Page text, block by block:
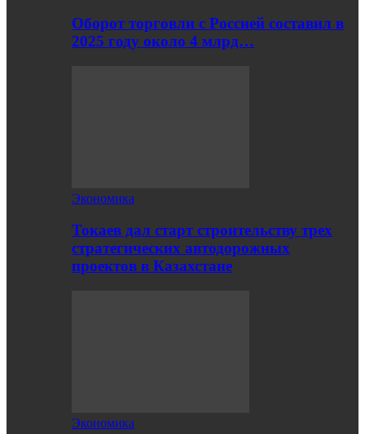
Оборот торговли с Россией составил в
2025 году около 4 млрд…
Экономика
Токаев дал старт строительству трех
стратегических автодорожных
проектов в Казахстане
Экономика